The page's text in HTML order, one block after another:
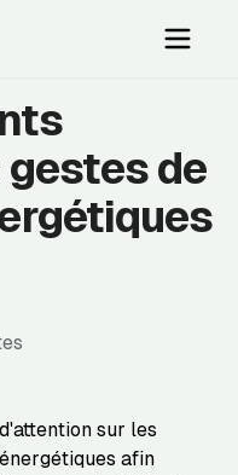
Ouvrir
de
sur les
afin